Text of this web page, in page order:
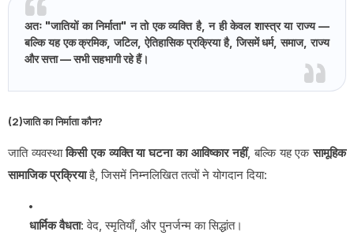
अतः "जातियों का निर्माता" न तो एक व्यक्ति है, न ही केवल शास्त्र या राज्य —
बल्कि यह एक क्रमिक, जटिल, ऐतिहासिक प्रक्रिया है, जिसमें धर्म, समाज, राज्य
और सत्ता — सभी सहभागी रहे हैं।
(2)जाति का निर्माता कौन?
जाति व्यवस्थाकिसी एक व्यक्ति या घटना का आविष्कार नहीं, बल्कि यह एकसामूहिक
सामाजिक प्रक्रियाहै, जिसमें निम्नलिखित तत्वों ने योगदान दिया:
धार्मिक वैधता: वेद, स्मृतियाँ, और पुनर्जन्म का सिद्धांत।